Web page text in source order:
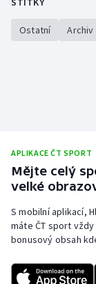
Volejbal
Ostatní
Ostatní Archiv
APLIKACE ČT SPORT
Mějte celý
velké
S mobilní aplikací,
máte ČT sport
bonusový obsah